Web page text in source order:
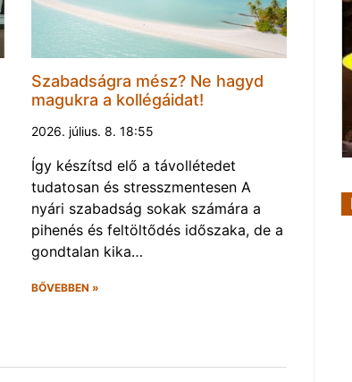
Szabadságra mész? Ne hagyd
magukra a kollégáidat!
2026. július. 8. 18:55
Így készítsd elő a távollétedet
tudatosan és stresszmentesen A
nyári szabadság sokak számára a
pihenés és feltöltődés időszaka, de a
gondtalan kika…
BŐVEBBEN »